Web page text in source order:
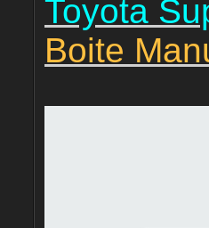
Toyota
Boite